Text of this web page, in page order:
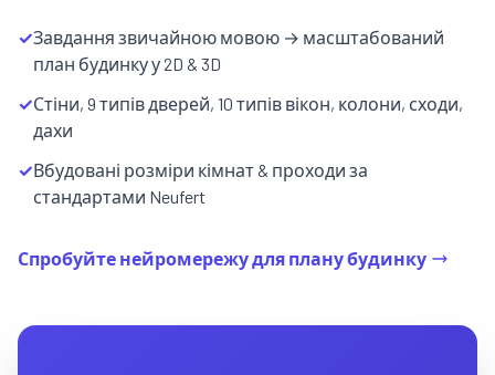
✓Завдання звичайною мовою → масштабований
план будинку у 2D & 3D
✓Стіни, 9 типів дверей, 10 типів вікон, колони, сходи,
дахи
✓Вбудовані розміри кімнат & проходи за
стандартами Neufert
Спробуйте нейромережу для плану будинку